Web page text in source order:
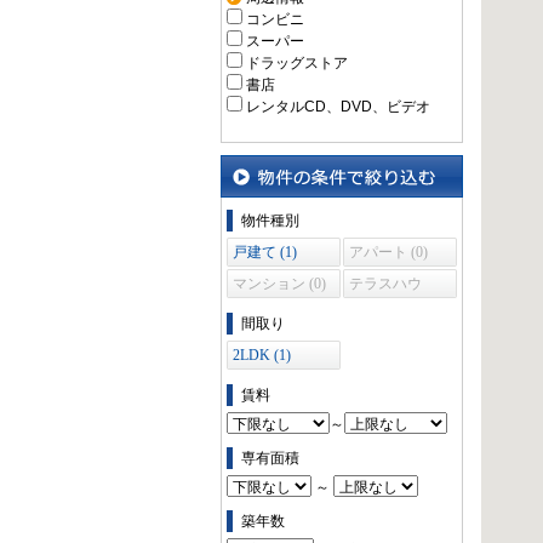
コンビニ
スーパー
ドラッグストア
書店
レンタルCD、DVD、ビデオ
物件の条件で絞り込む
物件種別
戸建て (1)
アパート (0)
マンション (0)
テラスハウ
間取り
2LDK (1)
賃料
～
専有面積
～
築年数